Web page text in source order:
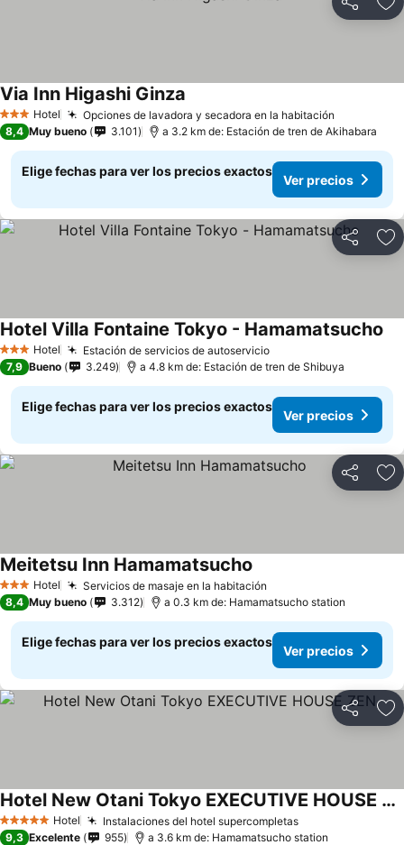
Compartir
3 Estrellas
Hotel Opciones de lavadora y secadora en la habitación
Via Inn Higashi Ginza
8,4 Muy bueno 3.101 a 3.2 km de: Estación de tren de Akihabara
Elige fechas para ver los precios exactos
Ver precios
Compartir
3 Estrellas
Hotel Estación de servicios de autoservicio
Hotel Villa Fontaine Tokyo - Hamamatsucho
7,9 Bueno 3.249 a 4.8 km de: Estación de tren de Shibuya
Elige fechas para ver los precios exactos
Ver precios
Compartir
3 Estrellas
Hotel Servicios de masaje en la habitación
Meitetsu Inn Hamamatsucho
8,4 Muy bueno 3.312 a 0.3 km de: Hamamatsucho station
Elige fechas para ver los precios exactos
Ver precios
Compartir
5 Estrellas Hotel Instalaciones del hotel supercompletas
Hotel New Otani Tokyo EXECUTIVE HOUSE ZEN
9,3 Excelente 955 a 3.6 km de: Hamamatsucho station